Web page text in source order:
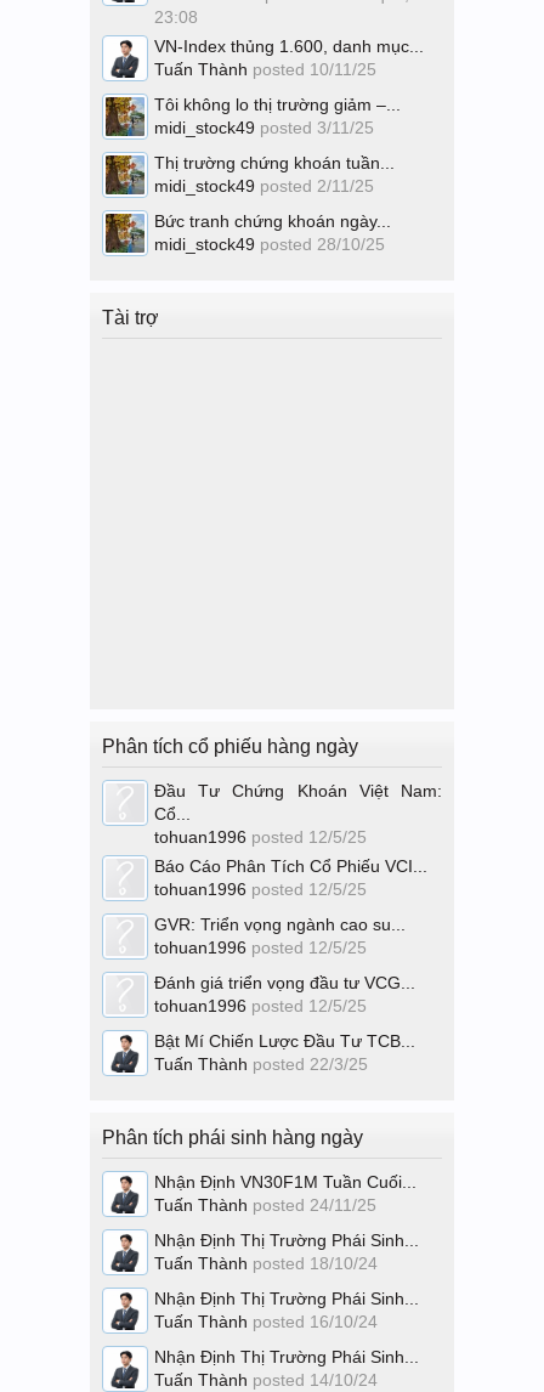
23:08
VN-Index thủng 1.600, danh mục...
Tuấn Thành posted 10/11/25
Tôi không lo thị trường giảm –...
midi_stock49 posted 3/11/25
Thị trường chứng khoán tuần...
midi_stock49 posted 2/11/25
Bức tranh chứng khoán ngày...
midi_stock49 posted 28/10/25
Tài trợ
Phân tích cổ phiếu hàng ngày
Đầu Tư Chứng Khoán Việt Nam:
Cổ...
tohuan1996 posted 12/5/25
Báo Cáo Phân Tích Cổ Phiếu VCI...
tohuan1996 posted 12/5/25
GVR: Triển vọng ngành cao su...
tohuan1996 posted 12/5/25
Đánh giá triển vọng đầu tư VCG...
tohuan1996 posted 12/5/25
Bật Mí Chiến Lược Đầu Tư TCB...
Tuấn Thành posted 22/3/25
Phân tích phái sinh hàng ngày
Nhận Định VN30F1M Tuần Cuối...
Tuấn Thành posted 24/11/25
Nhận Định Thị Trường Phái Sinh...
Tuấn Thành posted 18/10/24
Nhận Định Thị Trường Phái Sinh...
Tuấn Thành posted 16/10/24
Nhận Định Thị Trường Phái Sinh...
Tuấn Thành posted 14/10/24